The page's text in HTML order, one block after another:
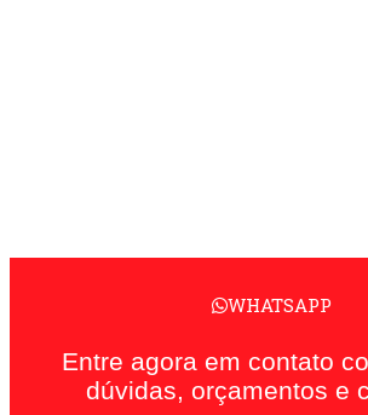
WHATSAPP
Entre agora em contato
dúvidas, orçamentos e